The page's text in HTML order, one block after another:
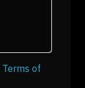
Terms of